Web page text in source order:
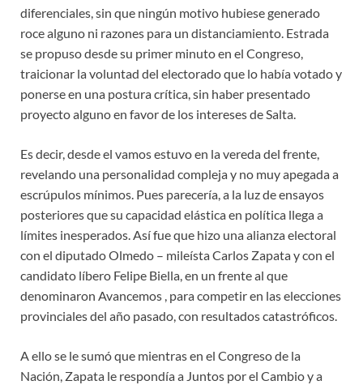
diferenciales, sin que ningún motivo hubiese generado
roce alguno ni razones para un distanciamiento. Estrada
se propuso desde su primer minuto en el Congreso,
traicionar la voluntad del electorado que lo había votado y
ponerse en una postura crítica, sin haber presentado
proyecto alguno en favor de los intereses de Salta.
Es decir, desde el vamos estuvo en la vereda del frente,
revelando una personalidad compleja y no muy apegada a
escrúpulos mínimos. Pues parecería, a la luz de ensayos
posteriores que su capacidad elástica en política llega a
límites inesperados. Así fue que hizo una alianza electoral
con el diputado Olmedo – mileísta Carlos Zapata y con el
candidato líbero Felipe Biella, en un frente al que
denominaron Avancemos , para competir en las elecciones
provinciales del año pasado, con resultados catastróficos.
A ello se le sumó que mientras en el Congreso de la
Nación, Zapata le respondía a Juntos por el Cambio y a